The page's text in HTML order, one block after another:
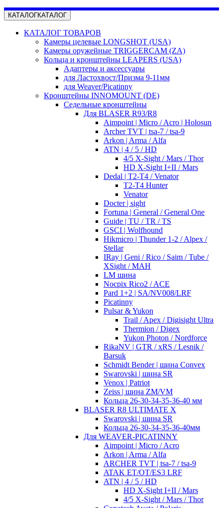
КАТАЛОГКАТАЛОГ
КАТАЛОГ ТОВАРОВ
Камеры целевые LONGSHOT (USA)
Камеры оружейные TRIGGERCAM (ZA)
Кольца и кронштейны LEAPERS (USA)
Адаптеры и аксессуары
для Ластохвост/Призма 9-11мм
для Weaver/Picatinny
Кронштейны INNOMOUNT (DE)
Седельные кронштейны
Для BLASER R93/R8
Aimpoint | Micro / Acro | Holosun
Archer TVT | tsa-7 / tsa-9
Arkon | Arma / Alfa
ATN | 4 / 5 / HD
4/5 X-Sight / Mars / Thor
HD X-Sight I+II / Mars
Dedal | T2-T4 / Venator
T2-T4 Hunter
Venator
Docter | sight
Fortuna | General / General One
Guide | TU / TR / TS
GSCI | Wolfhound
Hikmicro | Thunder 1-2 / Alpex /
Stellar
IRay | Geni / Rico / Saim / Tube /
XSight / MAH
LM шина
Nocpix Rico2 / ACE
Pard 1+2 | SA/NV008/LRF
Picatinny
Pulsar & Yukon
Trail / Apex / Digisight Ultra
Thermion / Digex
Yukon Photon / Nordforce
RikaNV | GTR / xRS / Lesnik /
Barsuk
Schmidt Bender | шина Convex
Swarovski | шина SR
Venox | Patriot
Zeiss | шина ZM/VM
Кольца 26-30-34-35-36-40 мм
BLASER R8 ULTIMATE X
Swarovski | шина SR
Кольца 26-30-34-35-36-40мм
Для WEAVER-PICATINNY
Aimpoint | Micro / Acro
Arkon | Arma / Alfa
ARCHER TVT | tsa-7 / tsa-9
ATAK ET/OT/ES3 LRF
ATN | 4 / 5 / HD
HD X-Sight I+II / Mars
4/5 X-Sight / Mars / Thor